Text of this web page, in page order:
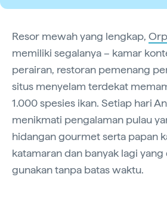
Resor mewah yang lengkap,
memiliki segalanya – kamar
perairan, restoran pemenang
situs menyelam terdekat
1.000 spesies ikan. Setiap hari
menikmati pengalaman pulau
hidangan gourmet serta papan
katamaran dan banyak lagi yang
gunakan tanpa batas waktu.